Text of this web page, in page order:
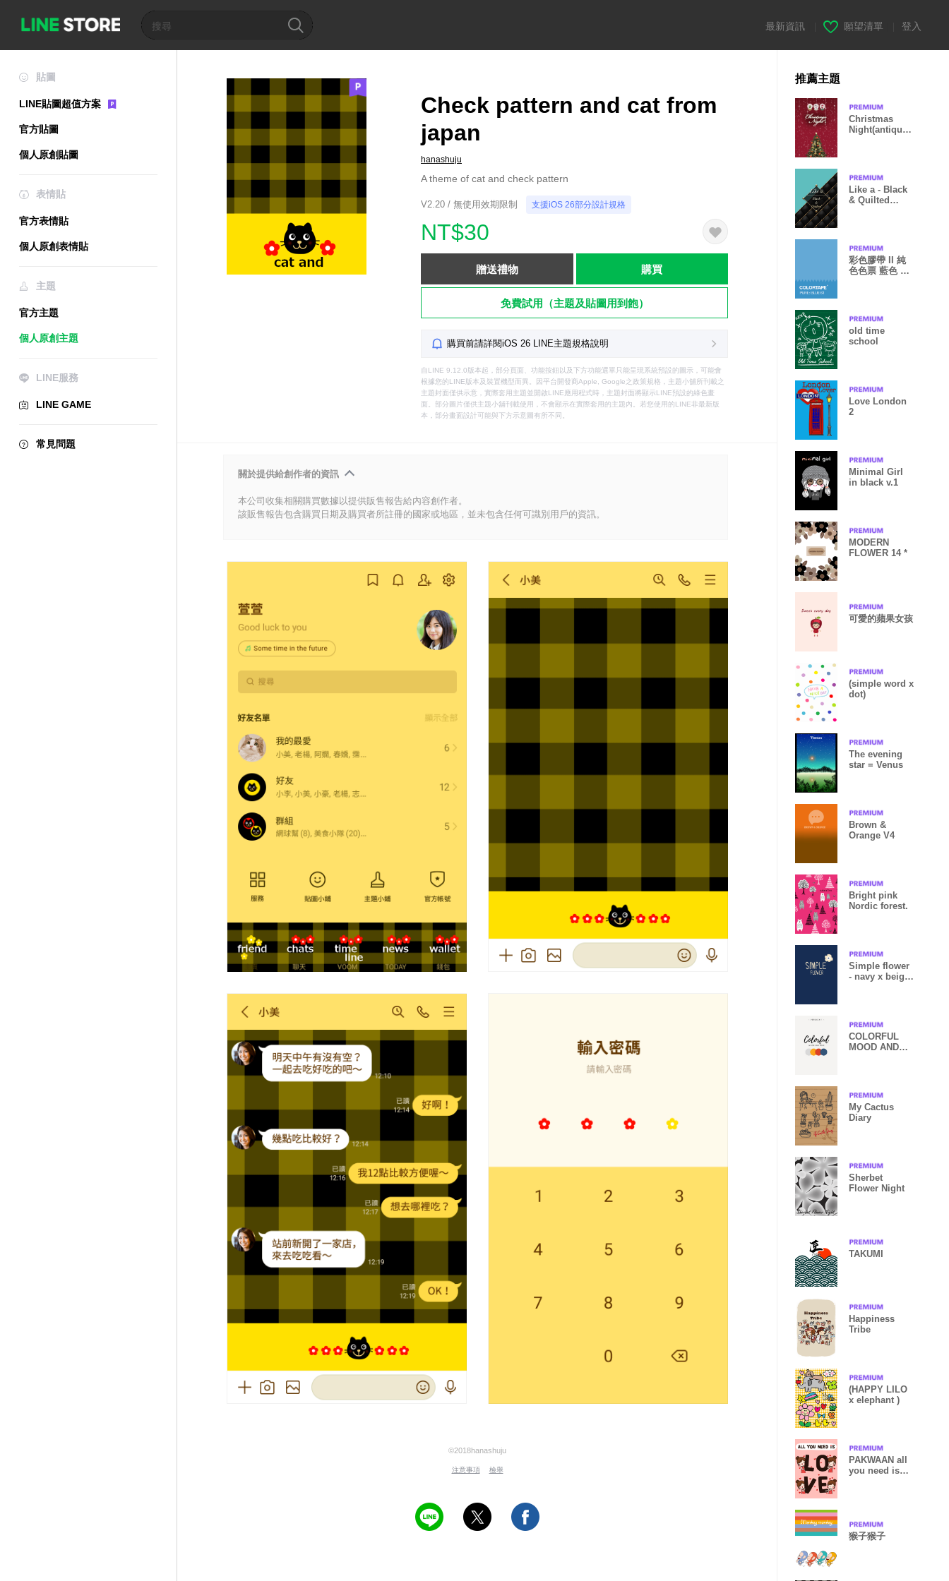
最新資訊 願望清單 登入
貼圖
LINE貼圖超值方案
官方貼圖
個人原創貼圖
表情貼
官方表情貼
個人原創表情貼
主題
官方主題
個人原創主題
LINE服務
LINE GAME
常見問題
Check pattern and cat from
japan
hanashuju
A theme of cat and check pattern
V2.20 / 無使用效期限制 支援iOS 26部分設計規格
NT$30
贈送禮物 購買
免費試用（主題及貼圖用到飽）
購買前請詳閱iOS 26 LINE主題規格說明
自LINE 9.12.0版本起，部分頁面、功能按鈕以及下方功能選單只能呈現系統預設的圖示，可能會
根據您的LINE版本及裝置機型而異。因平台開發商Apple, Google之政策規格，主題小舖所刊載之
主題封面僅供示意，實際套用主題並開啟LINE應用程式時，主題封面將顯示LINE預設的綠色畫
面。部分圖片僅供主題小舖刊載使用，不會顯示在實際套用的主題內。若您使用的LINE非最新版
本，部分畫面設計可能與下方示意圖有所不同。
關於提供給創作者的資訊
本公司收集相關購買數據以提供販售報告給內容創作者。
該販售報告包含購買日期及購買者所註冊的國家或地區，並未包含任何可識別用戶的資訊。
©2018hanashuju
注意事項 檢舉
推薦主題
Christmas
Night(antique)
Like a - Black
& Quilted
彩色膠帶 II 純
色色票 藍色 編
old time
school
Love London
2
Minimal Girl
in black v.1
MODERN
FLOWER 14 *
可愛的蘋果女孩
(simple word x
dot)
The evening
star = Venus
Brown &
Orange V4
Bright pink
Nordic forest.
Simple flower
- navy x beige-
COLORFUL
MOOD AND
My Cactus
Diary
Sherbet
Flower Night
TAKUMI
Happiness
Tribe
(HAPPY LILO
x elephant )
PAKWAAN all
you need is
猴子猴子